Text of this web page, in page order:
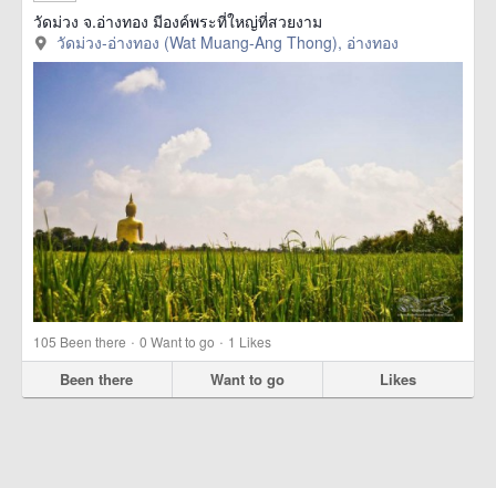
วัดม่วง จ.อ่างทอง มีองค์พระที่ใหญ่ที่สวยงาม
วัดม่วง-อ่างทอง (Wat Muang-Ang Thong), อ่างทอง
105 Been there · 0 Want to go · 1 Likes
Been there Want to go Likes